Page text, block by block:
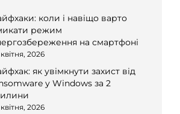
коли і навіщо варто
режим
на смартфоні
2026
як увімкнути захист від
у Windows за 2
2026